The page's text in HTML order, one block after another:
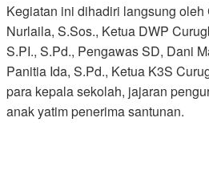
Kegiatan ini dihadiri langsung
Nurlaila, S.Sos., Ketua DWP
S.PI., S.Pd., Pengawas SD, Dani
Panitia Ida, S.Pd., Ketua K3S
para kepala sekolah, jajaran
anak yatim penerima santunan.